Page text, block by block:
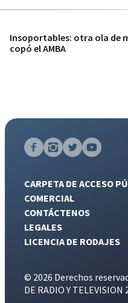
Insoportables: otra ola de
copó el AMBA
CARPETA DE ACCESO
COMERCIAL
CONTÁCTENOS
LEGALES
LICENCIA DE RODAJES
© 2026 Derechos
DE RADIO Y TELEVISION